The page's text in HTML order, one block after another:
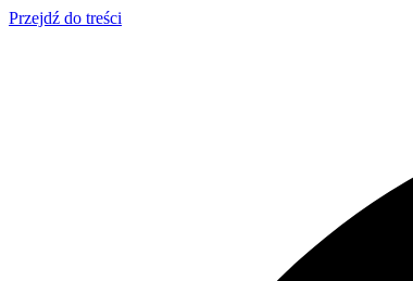
Przejdź do treści